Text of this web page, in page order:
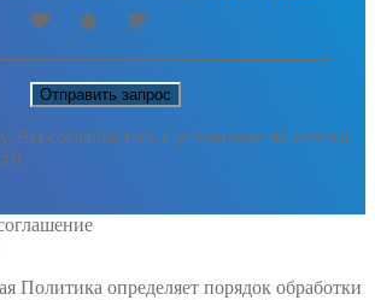
Вы соглашаетесь с условиями политики
Политика определяет порядок обработки